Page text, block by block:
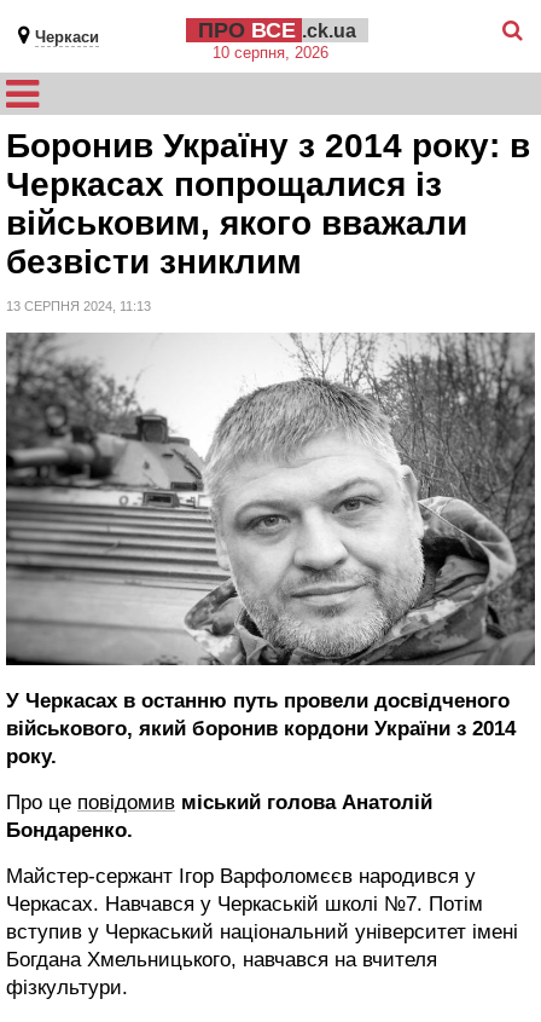
Черкаси ПРО ВСЕ .ck.ua
10 серпня, 2026
Боронив Україну з 2014 року: в
Черкасах попрощалися із
військовим, якого вважали
безвісти зниклим
13 СЕРПНЯ 2024, 11:13
У Черкасах в останню путь провели досвідченого
військового, який боронив кордони України з 2014
року.
Про це повідомив міський голова Анатолій
Бондаренко.
Майстер-сержант Ігор Варфоломєєв народився у
Черкасах. Навчався у Черкаській школі №7. Потім
вступив у Черкаський національний університет імені
Богдана Хмельницького, навчався на вчителя
фізкультури.